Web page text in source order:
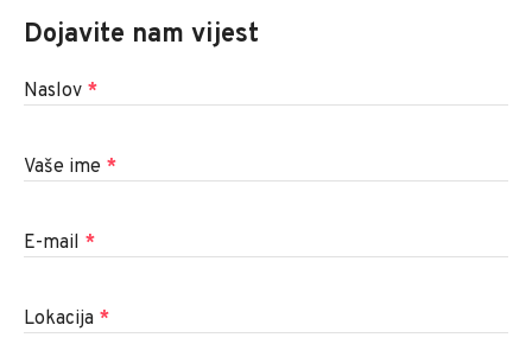
Dojavite nam vijest
Naslov *
Vaše ime *
E-mail *
Lokacija *